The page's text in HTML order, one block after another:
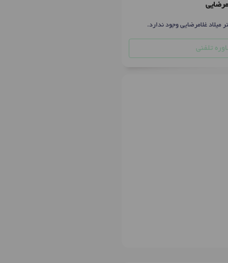
میلاد غلامرضایی وجود ندارد.
تلفنی